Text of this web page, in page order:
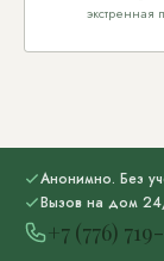
экстренная
Анонимно. Без
Вызов на дом
+7 (776)